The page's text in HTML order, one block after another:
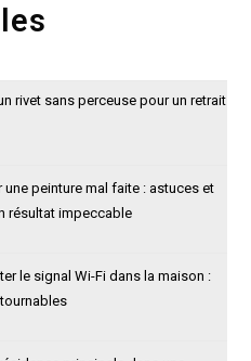
rivet sans perceuse pour un retrait
une peinture mal faite : astuces et
résultat impeccable
le signal Wi-Fi dans la maison :